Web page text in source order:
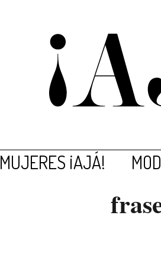
MUJERES ¡AJÁ!